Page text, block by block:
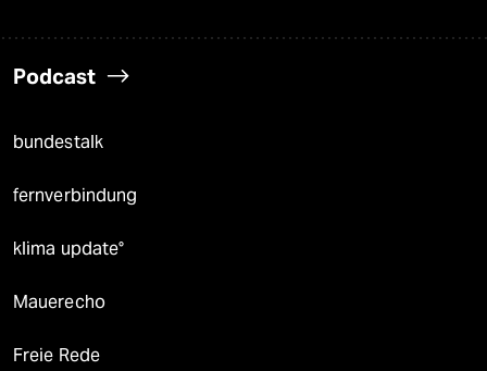
Podcast
bundestalk
fernverbindung
klima update°
Mauerecho
Freie Rede